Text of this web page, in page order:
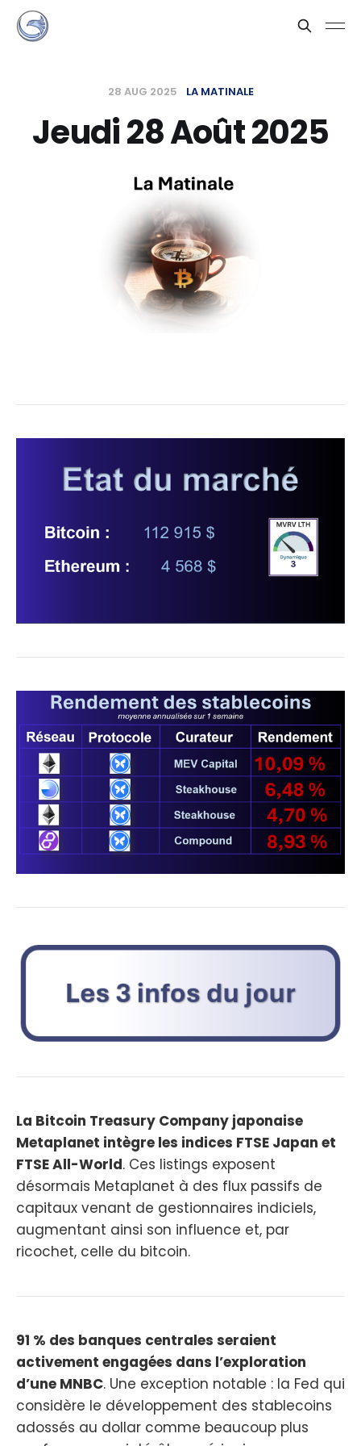
28 AUG 2025 LA MATINALE
Jeudi 28 Août 2025
La Bitcoin Treasury Company japonaise
Metaplanet intègre les indices FTSE Japan et
FTSE All-World. Ces listings exposent
désormais Metaplanet à des flux passifs de
capitaux venant de gestionnaires indiciels,
augmentant ainsi son influence et, par
ricochet, celle du bitcoin.
91 % des banques centrales seraient
activement engagées dans l’exploration
d’une MNBC. Une exception notable : la Fed qui
considère le développement des stablecoins
adossés au dollar comme beaucoup plus